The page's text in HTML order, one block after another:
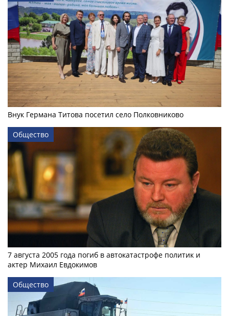
Внук Германа Титова посетил село Полковниково
Общество
7 августа 2005 года погиб в автокатастрофе политик и
актер Михаил Евдокимов
Общество